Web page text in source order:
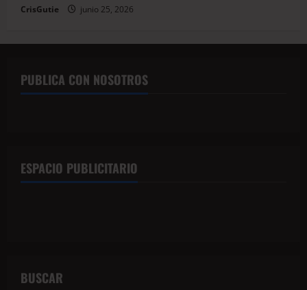
CrisGutie junio 25, 2026
PUBLICA CON NOSOTROS
ESPACIO PUBLICITARIO
BUSCAR